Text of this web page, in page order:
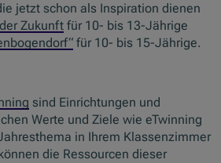
jetzt schon als Inspiration dienen
Zukunft für 10- bis 13-Jährige
für 10- bis 15-Jährige.
sind Einrichtungen und
Werte und Ziele wie eTwinning
in Ihrem Klassenzimmer
die Ressourcen dieser